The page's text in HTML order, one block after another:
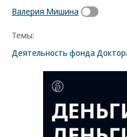
Валерия Мишина
Темы:
Деятельность фонда